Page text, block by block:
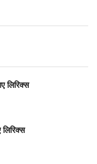
लिरिक्स